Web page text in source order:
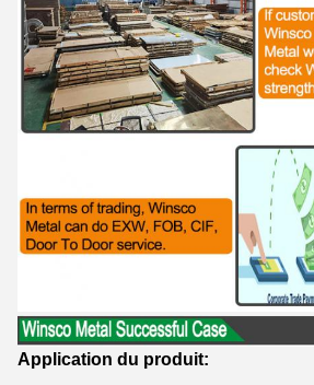
Application du produit: